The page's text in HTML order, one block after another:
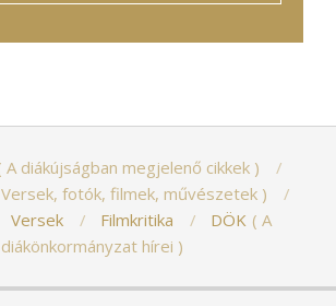
A diákújságban megjelenő cikkek
Versek, fotók, filmek, művészetek
Versek Filmkritika DÖK
A
diákönkormányzat hírei